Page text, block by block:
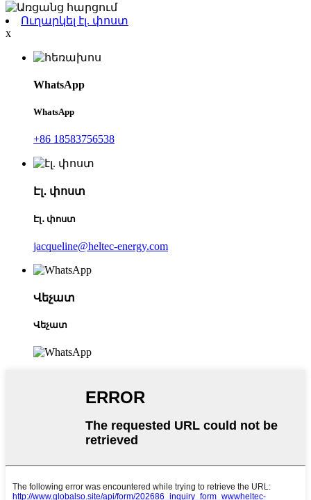
Ուղարկել էլ. փոստ
x
WhatsApp
WhatsApp
+86 18583756538
Էլ․ փոստ
Էլ․ փոստ
jacqueline@heltec-energy.com
Վեչատ
Վեչատ